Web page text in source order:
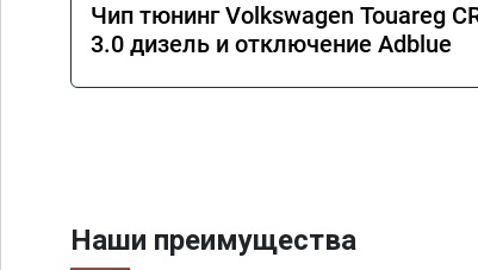
Чип тюнинг Volkswagen Touareg
3.0 дизель и отключение Adblue
Наши преимущества